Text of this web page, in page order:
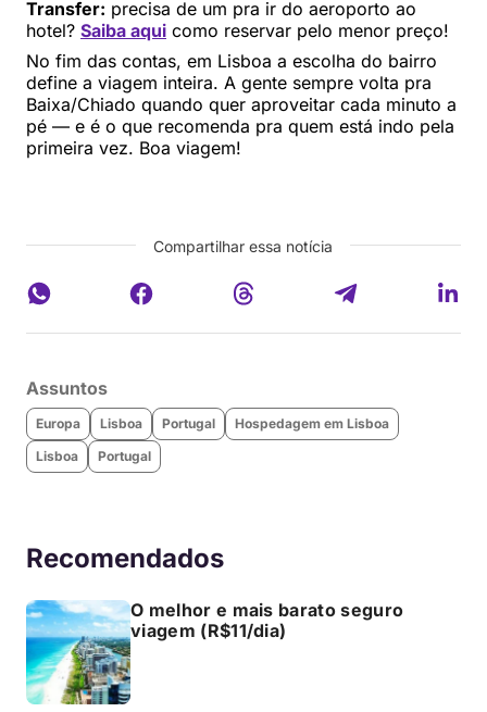
Transfer: precisa de um pra ir do aeroporto ao
hotel? Saiba aqui como reservar pelo menor preço!
No fim das contas, em Lisboa a escolha do bairro
define a viagem inteira. A gente sempre volta pra
Baixa/Chiado quando quer aproveitar cada minuto a
pé — e é o que recomenda pra quem está indo pela
primeira vez. Boa viagem!
Compartilhar essa notícia
Assuntos
Europa Lisboa Portugal
Hospedagem em Lisboa
Lisboa
Portugal
Recomendados
O melhor e mais barato seguro
viagem (R$11/dia)